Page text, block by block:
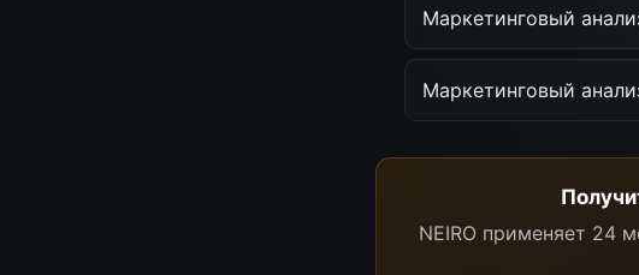
Маркетинговый
Маркетинговый
NEIRO применяет 24